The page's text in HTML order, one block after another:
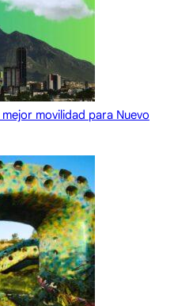
movilidad para Nuevo